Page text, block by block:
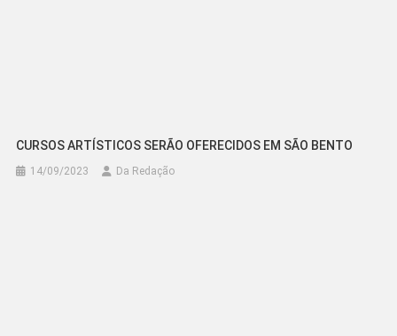
CURSOS ARTÍSTICOS SERÃO OFERECIDOS EM SÃO BENTO
14/09/2023 Da Redação